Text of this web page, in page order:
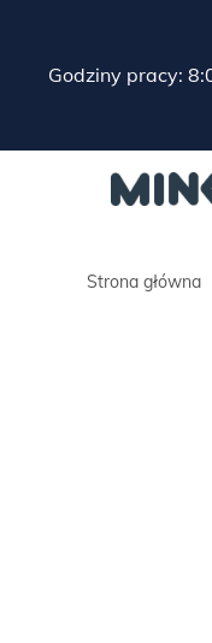
Godziny pracy:
Strona główna